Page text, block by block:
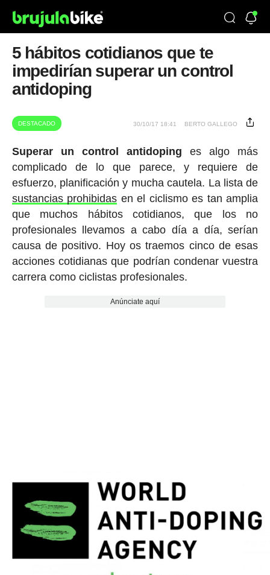
5 hábitos cotidianos que te
impedirían superar un control
antidoping
DESTACADO 30/10/17 18:41 BERTO GALLEGO
Superar un control antidoping es algo más
complicado de lo que parece, y requiere de
esfuerzo, planificación y mucha cautela. La lista de
sustancias prohibidas en el ciclismo es tan amplia
que muchos hábitos cotidianos, que los no
profesionales llevamos a cabo día a día, serían
causa de positivo. Hoy os traemos cinco de esas
acciones cotidianas que podrían condenar vuestra
carrera como ciclistas profesionales.
Anúnciate aquí